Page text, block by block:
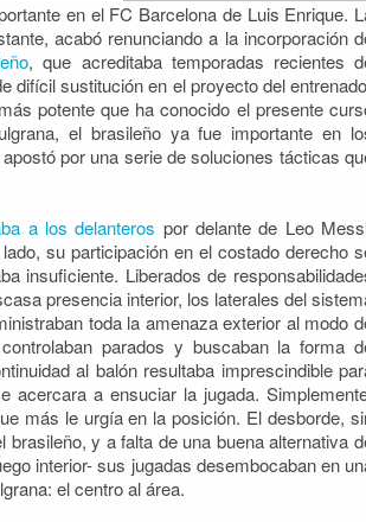
en el FC Barcelona de Luis Enrique.
acabó renunciando a laincorporación
, que acreditaba temporadas recientes
difícil sustitución en el proyecto del
potente que ha conocido el presente
el brasileño ya fue importante en
por una serie de soluciones tácticas
a los delanteros por delante de Leo
su participación en el costado derecho
insuficiente. Liberados de
presencia interior, los laterales del
toda la amenaza exterior al modo
parados y buscaban la forma
al balón resultaba imprescindible
acercara a ensuciar la jugada.
más le urgía en la posición. El desborde,
y a falta de una buena alternativa
interior- sus jugadas desembocaban en
el centro al área.